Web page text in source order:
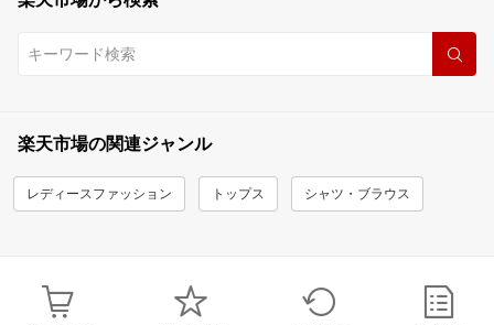
楽天市場の関連ジャンル
レディースファッション トップス シャツ・ブラウス